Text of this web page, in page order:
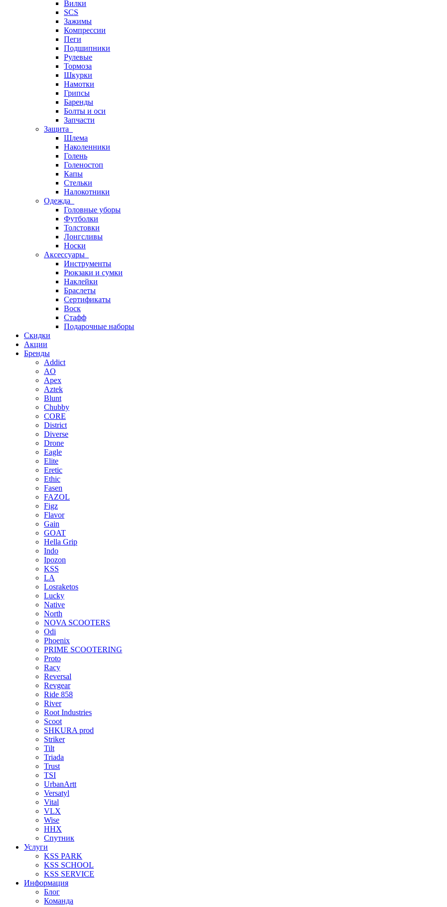
Вилки
SCS
Зажимы
Компрессии
Пеги
Подшипники
Рулевые
Тормоза
Шкурки
Намотки
Грипсы
Баренды
Болты и оси
Запчасти
Защита
Шлема
Наколенники
Голень
Голеностоп
Капы
Стельки
Налокотники
Одежда
Головные уборы
Футболки
Толстовки
Лонгсливы
Носки
Аксессуары
Инструменты
Рюкзаки и сумки
Наклейки
Браслеты
Сертификаты
Воск
Стафф
Подарочные наборы
Скидки
Акции
Бренды
Addict
AO
Apex
Aztek
Blunt
Chubby
CORE
District
Diverse
Drone
Eagle
Elite
Eretic
Ethic
Fasen
FAZOL
Figz
Flavor
Gain
GOAT
Hella Grip
Indo
Ipozon
KSS
LA
Losraketos
Lucky
Native
North
NOVA SCOOTERS
Odi
Phoenix
PRIME SCOOTERING
Proto
Racy
Reversal
Revgear
Ride 858
River
Root Industries
Scoot
SHKURA рrоd
Striker
Tilt
Triada
Trust
TSI
UrbanArtt
Versatyl
Vital
VLX
Wise
ННХ
Спутник
Услуги
KSS PARK
KSS SCHOOL
KSS SERVICE
Информация
Блог
Команда